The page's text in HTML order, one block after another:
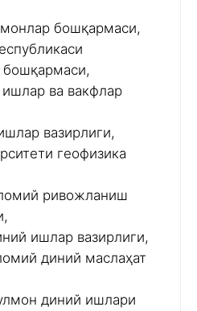
бошқармаси,
ва вакфлар
вазирлиги,
геофизика
ривожланиш
ишлар вазирлиги,
диний маслаҳат
диний ишлари